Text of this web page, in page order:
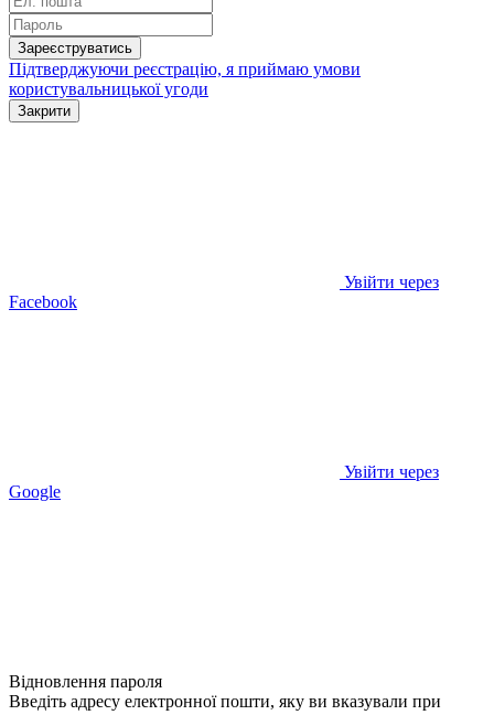
Зареєструватись
Підтверджуючи реєстрацію, я приймаю умови
користувальницької угоди
Закрити
Увійти через
Facebook
Увійти через
Google
Відновлення пароля
Введіть адресу електронної пошти, яку ви вказували при